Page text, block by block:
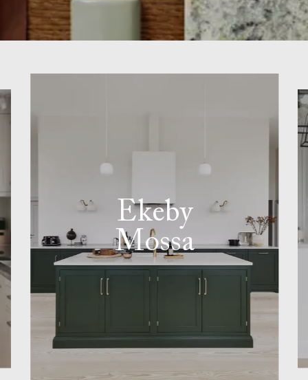
Ekeby
Mossa